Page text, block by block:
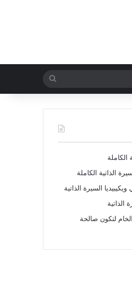
بحث
عن
الكاملة
الذاتية الكاملة
السيرة الذاتية
الذاتية
لتكون صالحة